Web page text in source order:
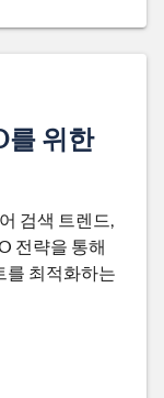
를 위한
검색 트렌드,
전략을 통해
를 최적화하는